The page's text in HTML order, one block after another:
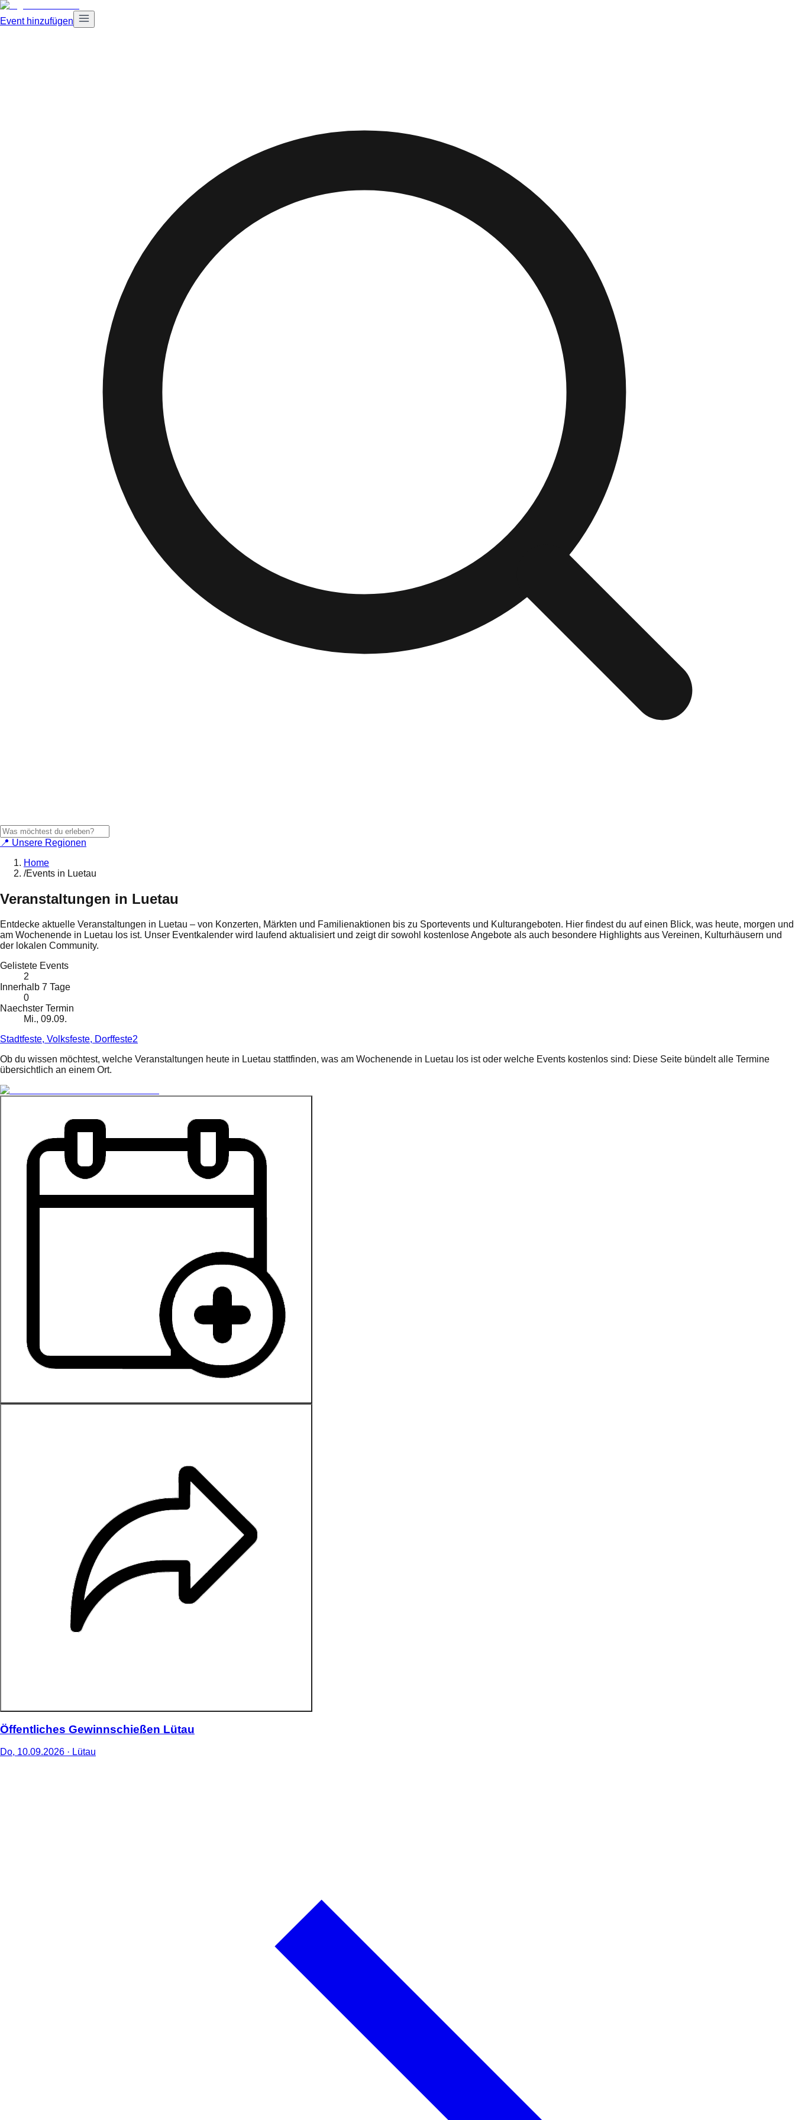
Event hinzufügen
📍 Unsere Regionen
Home
/Events in Luetau
Veranstaltungen in Luetau
Entdecke aktuelle Veranstaltungen in Luetau – von Konzerten, Märkten und Familienaktionen bis zu Sportevents und Kulturangeboten. Hier findest du auf einen Blick, was heute, morgen und
am Wochenende in Luetau los ist. Unser Eventkalender wird laufend aktualisiert und zeigt dir sowohl kostenlose Angebote als auch besondere Highlights aus Vereinen, Kulturhäusern und
der lokalen Community.
Gelistete Events
2
Innerhalb 7 Tage
0
Naechster Termin
Mi., 09.09.
Stadtfeste, Volksfeste, Dorffeste2
Ob du wissen möchtest, welche Veranstaltungen heute in Luetau stattfinden, was am Wochenende in Luetau los ist oder welche Events kostenlos sind: Diese Seite bündelt alle Termine
übersichtlich an einem Ort.
Öffentliches Gewinnschießen Lütau
Do, 10.09.2026 · Lütau